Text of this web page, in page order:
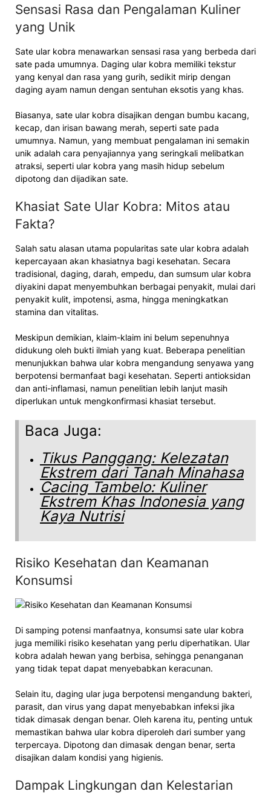
Sensasi Rasa dan Pengalaman Kuliner
yang Unik
Sate ular kobra menawarkan sensasi rasa yang berbeda dari
sate pada umumnya. Daging ular kobra memiliki tekstur
yang kenyal dan rasa yang gurih, sedikit mirip dengan
daging ayam namun dengan sentuhan eksotis yang khas.
Biasanya, sate ular kobra disajikan dengan bumbu kacang,
kecap, dan irisan bawang merah, seperti sate pada
umumnya. Namun, yang membuat pengalaman ini semakin
unik adalah cara penyajiannya yang seringkali melibatkan
atraksi, seperti ular kobra yang masih hidup sebelum
dipotong dan dijadikan sate.
Khasiat Sate Ular Kobra: Mitos atau
Fakta?
Salah satu alasan utama popularitas sate ular kobra adalah
kepercayaan akan khasiatnya bagi kesehatan. Secara
tradisional, daging, darah, empedu, dan sumsum ular kobra
diyakini dapat menyembuhkan berbagai penyakit, mulai dari
penyakit kulit, impotensi, asma, hingga meningkatkan
stamina dan vitalitas.
Meskipun demikian, klaim-klaim ini belum sepenuhnya
didukung oleh bukti ilmiah yang kuat. Beberapa penelitian
menunjukkan bahwa ular kobra mengandung senyawa yang
berpotensi bermanfaat bagi kesehatan. Seperti antioksidan
dan anti-inflamasi, namun penelitian lebih lanjut masih
diperlukan untuk mengkonfirmasi khasiat tersebut.
Baca Juga:
Tikus Panggang: Kelezatan
Ekstrem dari Tanah Minahasa
Cacing Tambelo: Kuliner
Ekstrem Khas Indonesia yang
Kaya Nutrisi
Risiko Kesehatan dan Keamanan
Konsumsi
Di samping potensi manfaatnya, konsumsi sate ular kobra
juga memiliki risiko kesehatan yang perlu diperhatikan. Ular
kobra adalah hewan yang berbisa, sehingga penanganan
yang tidak tepat dapat menyebabkan keracunan.
Selain itu, daging ular juga berpotensi mengandung bakteri,
parasit, dan virus yang dapat menyebabkan infeksi jika
tidak dimasak dengan benar. Oleh karena itu, penting untuk
memastikan bahwa ular kobra diperoleh dari sumber yang
terpercaya. Dipotong dan dimasak dengan benar, serta
disajikan dalam kondisi yang higienis.
Dampak Lingkungan dan Kelestarian